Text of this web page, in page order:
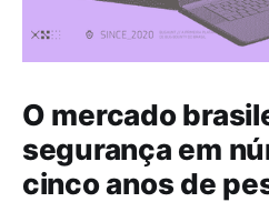
O mercado
segurança em
cinco anos de